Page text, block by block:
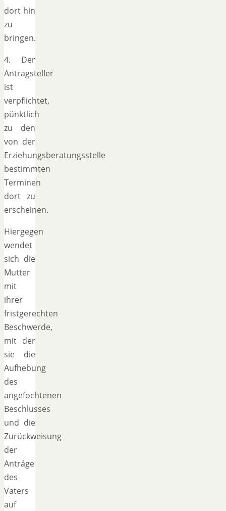
dort hin
zu
bringen.
4. Der
Antragsteller
ist
verpflichtet,
pünktlich
zu den
von der
Erziehungsberatungsstelle
bestimmten
Terminen
dort zu
erscheinen.
Hiergegen
wendet
sich die
Mutter
mit
ihrer
fristgerechten
Beschwerde,
mit der
sie die
Aufhebung
des
angefochtenen
Beschlusses
und die
Zurückweisung
der
Anträge
des
Vaters
auf